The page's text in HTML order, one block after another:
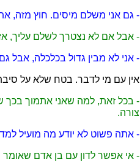
- גם אני משלם מיסים. חוץ מזה,
- אבל אם לא נצטרך לשלם עליך,
- אני לא מבין גדול בכלכלה, אבל
אין עם מי לדבר. בטח שלא על
- בכל זאת, למה שאני אתמוך בכך
צורה.
- אתה פשוט לא יודע מה מועיל
- אי אפשר לדון עם בן אדם שאומר